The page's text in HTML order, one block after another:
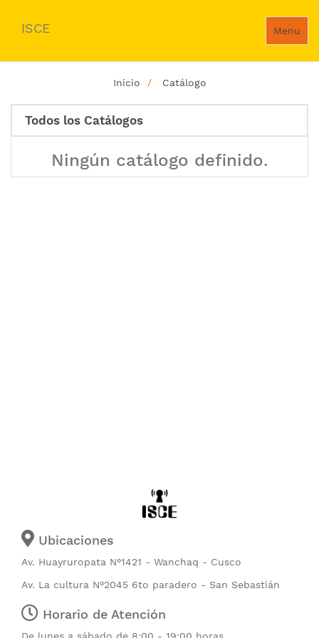
Menu
ISCE
Inicio Catálogo
Todos los Catálogos
Ningún catálogo definido.
Ubicaciones
Av. Huayruropata N°1421 - Wanchaq - Cusco
Av. La cultura N°2045 6to paradero - San Sebastián
Horario de Atención